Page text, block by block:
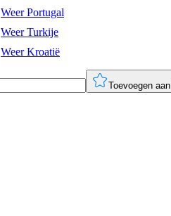
Weer Portugal
Weer Turkije
Weer Kroatië
Toevoegen